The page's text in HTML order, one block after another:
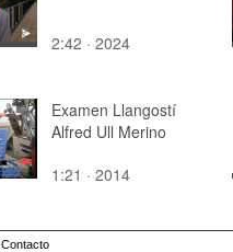
2:42 · 2024
Examen Llangostí
Alfred Ull Merino
1:21 · 2014
Contacto